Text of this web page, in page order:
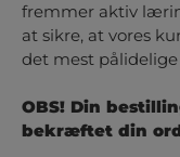
fremmer aktiv
at sikre, at vores
det mest
OBS! Din
bekræftet din